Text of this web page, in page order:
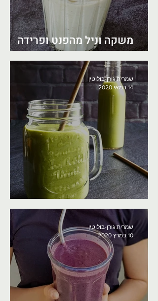
משקה וניל מהפנט ופרידה
מהגן של יולי
שייק ירוק פוקח עיניים
שמרית גורן-בולוטין
14 במאי 2020
שמרית גורן-בולוטין
10 במרץ 2020